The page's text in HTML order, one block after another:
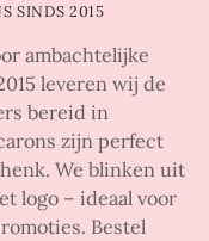
SINDS 2015
ambachtelijke
leveren wij de
bereid in
zijn perfect
We blinken uit
logo – ideaal voor
Bestel